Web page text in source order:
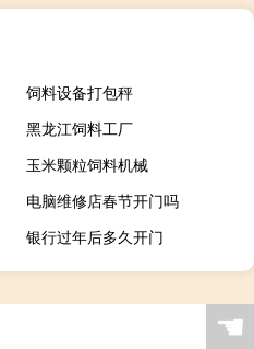
饲料设备打包秤
黑龙江饲料工厂
玉米颗粒饲料机械
电脑维修店春节开门吗
银行过年后多久开门
☚